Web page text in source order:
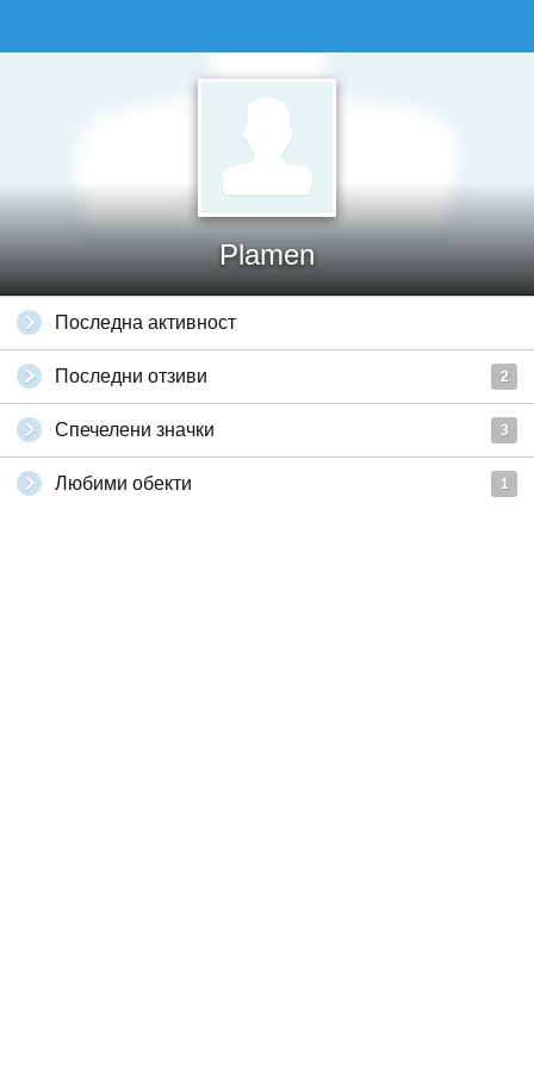
Plamen
Последна активност
Последни отзиви 2
Спечелени значки 3
Любими обекти 1